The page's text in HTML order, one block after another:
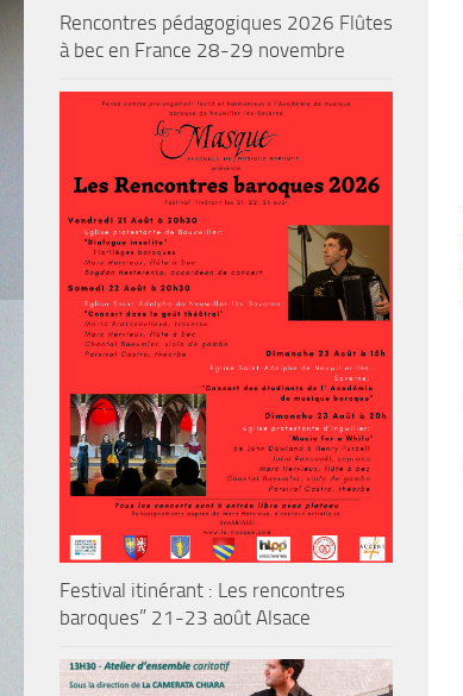
Rencontres pédagogiques 2026 Flûtes
à bec en France 28-29 novembre
Festival itinérant : Les rencontres
baroques” 21-23 août Alsace